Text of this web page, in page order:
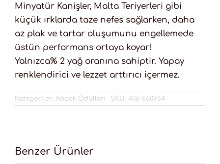
Minyatür Kanişler, Malta Teriyerleri gibi
küçük ırklarda taze nefes sağlarken, daha
az plak ve tartar oluşumunu engellemede
üstün performans ortaya koyar!
Yalnızca% 2 yağ oranına sahiptir. Yapay
renklendirici ve lezzet arttırıcı içermez.
Kategoriler: Köpek Ödülleri SKU: 406-660964
Benzer Ürünler